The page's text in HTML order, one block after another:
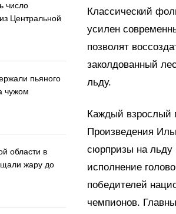
число
Центральной
пьяного
чужом
области в
жару до
Классический
усилен
позволят
заколдованный
льду.
Каждый взрослый
Произведения
сюрпризы на льду
исполнение
победителей
чемпионов.